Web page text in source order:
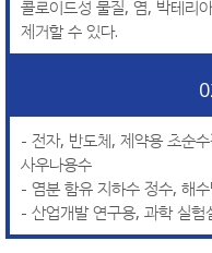
콜로이드성 물질, 염, 박테
제거할 수 있다.
- 전자, 반도체, 제약용 초순
사우나용수
- 염분 함유 지하수 정수, 해
- 산업개발 연구용, 과학 실험